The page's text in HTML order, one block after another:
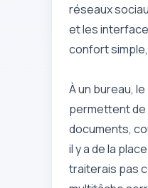
réseaux
et les
confort
À un bureau,
permettent de
documents,
il y a de la
traiterais pas